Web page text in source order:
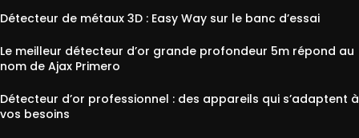
Détecteur de métaux 3D : Easy Way sur le banc d’essai
Le meilleur détecteur d’or grande profondeur 5m répond au
nom de Ajax Primero
Détecteur d’or professionnel : des appareils qui s’adaptent à
vos besoins